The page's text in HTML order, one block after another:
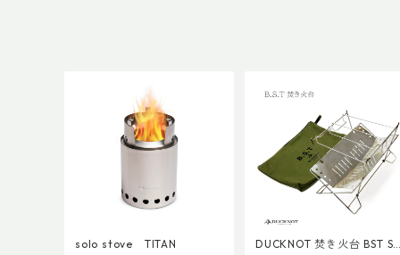
solo stove TITAN
DUCKNOT 焚き火台 BST SE